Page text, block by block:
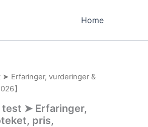
Home
Erfaringer, vurderinger &
】
test ➤ Erfaringer,
pris,